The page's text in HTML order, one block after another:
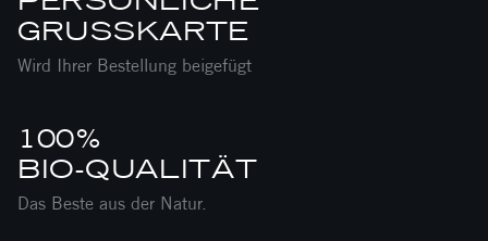
GRUSSKARTE
Wird Ihrer Bestellung beigefügt
100%
BIO-QUALITÄT
Das Beste aus der Natur.